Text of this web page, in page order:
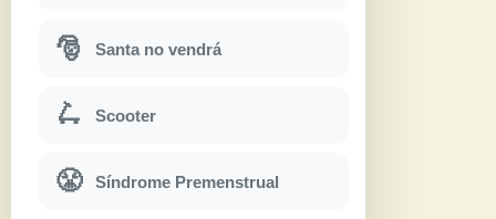
🎅 Santa no vendrá
🛴 Scooter
😤 Síndrome Premenstrual